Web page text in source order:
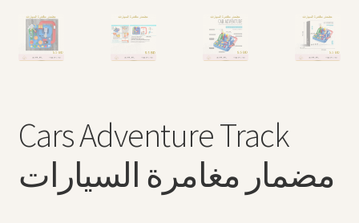
Cars Adventure Track
مضمار مغامرة السيارات